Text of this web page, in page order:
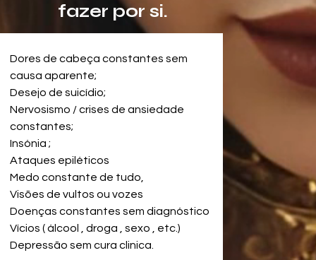
fazer por si.
Dores de cabeça constantes sem
causa aparente;
Desejo de suicídio;
Nervosismo / crises de ansiedade
constantes;
Insónia ;
Ataques epiléticos
Medo constante de tudo,
Visões de vultos ou vozes
Doenças constantes sem diagnóstico
Vícios ( álcool , droga , sexo , etc.)
Depressão sem cura clinica.
Powered by
InnoTech Apps